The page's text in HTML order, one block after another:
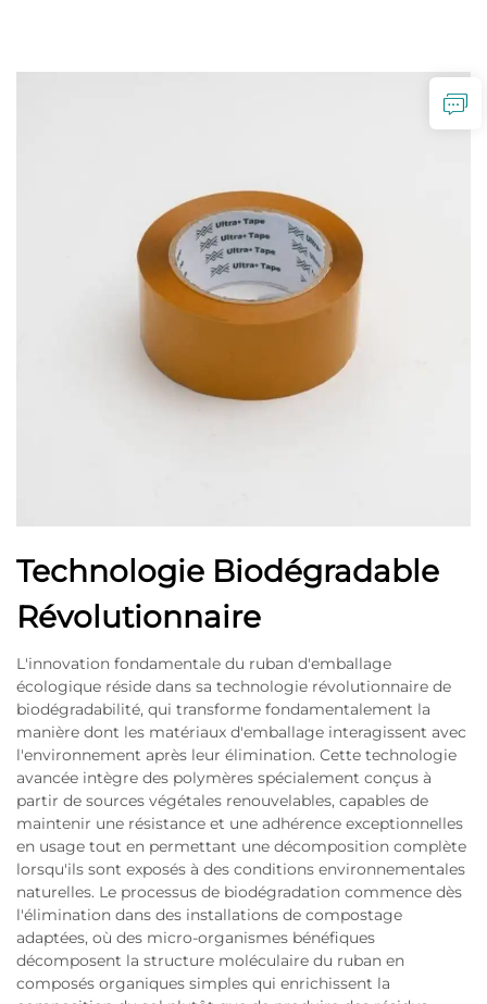
Technologie Biodégradable
Révolutionnaire
L'innovation fondamentale du ruban d'emballage
écologique réside dans sa technologie révolutionnaire de
biodégradabilité, qui transforme fondamentalement la
manière dont les matériaux d'emballage interagissent avec
l'environnement après leur élimination. Cette technologie
avancée intègre des polymères spécialement conçus à
partir de sources végétales renouvelables, capables de
maintenir une résistance et une adhérence exceptionnelles
en usage tout en permettant une décomposition complète
lorsqu'ils sont exposés à des conditions environnementales
naturelles. Le processus de biodégradation commence dès
l'élimination dans des installations de compostage
adaptées, où des micro-organismes bénéfiques
décomposent la structure moléculaire du ruban en
composés organiques simples qui enrichissent la